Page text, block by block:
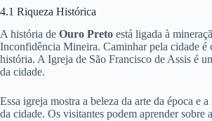
4.1 Riqueza Histórica
A história de Ouro Preto está ligada à
Inconfidência Mineira. Caminhar pela cidade
história. A Igreja de São Francisco de Assis é
da cidade.
Essa igreja mostra a beleza da arte da época e
da cidade. Os visitantes podem aprender sobre